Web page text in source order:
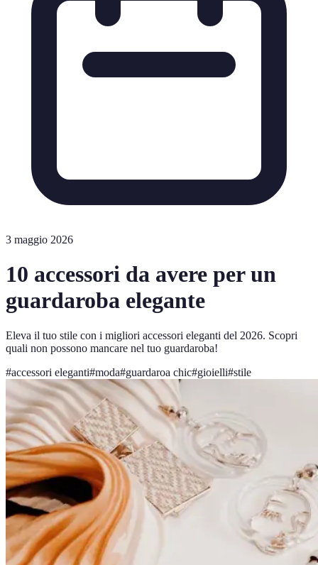
3 maggio 2026
10 accessori da avere per un
guardaroba elegante
Eleva il tuo stile con i migliori accessori eleganti del 2026. Scopri
quali non possono mancare nel tuo guardaroba!
#accessori eleganti#moda#guardaroa chic#gioielli#stile